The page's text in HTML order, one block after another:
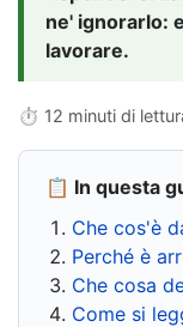
ne' ignorarlo:
lavorare.
⏱ 12 minuti di
📋 In questa
Che cos'è
Perché è
Che cosa
Come si